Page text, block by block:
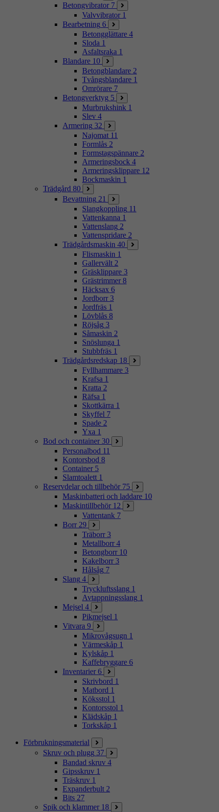
Betongvibrator 7
Valvvibrator 1
Bearbetning 6
Betongglättare 4
Sloda 1
Asfaltsraka 1
Blandare 10
Betongblandare 2
Tvångsblandare 1
Omrörare 7
Betongverktyg 5
Murbrukshink 1
Slev 4
Armering 32
Najomat 11
Formlås 2
Formstagspännare 2
Armeringsbock 4
Armeringsklippare 12
Bockmaskin 1
Trädgård 80
Bevattning 21
Slangkoppling 11
Vattenkanna 1
Vattenslang 2
Vattenspridare 2
Trädgårdsmaskin 40
Flismaskin 1
Gallervält 2
Gräsklippare 3
Grästrimmer 8
Häcksax 6
Jordborr 3
Jordfräs 1
Lövblås 8
Röjsåg 3
Såmaskin 2
Snöslunga 1
Stubbfräs 1
Trädgårdsredskap 18
Fyllhammare 3
Krafsa 1
Kratta 2
Räfsa 1
Skottkärra 1
Skyffel 7
Spade 2
Yxa 1
Bod och container 30
Personalbod 11
Kontorsbod 8
Container 5
Slamtoalett 1
Reservdelar och tillbehör 75
Maskinbatteri och laddare 10
Maskintillbehör 12
Vattentank 7
Borr 29
Träborr 3
Metallborr 4
Betongborr 10
Kakelborr 3
Hålsåg 7
Slang 4
Tryckluftsslang 1
Avtappningsslang 1
Mejsel 4
Pikmejsel 1
Vitvara 9
Mikrovågsugn 1
Värmeskåp 1
Kylskåp 1
Kaffebryggare 6
Inventarier 6
Skrivbord 1
Matbord 1
Köksstol 1
Kontorsstol 1
Klädskåp 1
Torkskåp 1
Förbrukningsmaterial
Skruv och plugg 37
Bandad skruv 4
Gipsskruv 1
Träskruv 1
Expanderbult 2
Bits 27
Spik och klammer 18